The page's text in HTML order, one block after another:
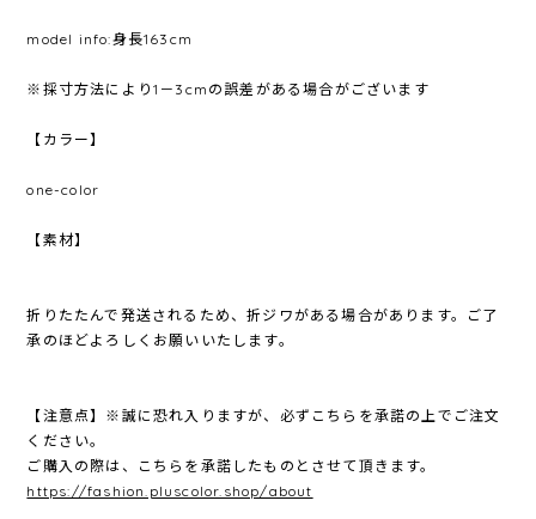
model info:身長163cm
※採寸方法により1－3cmの誤差がある場合がございます
【カラー】
one-color
【素材】
折りたたんで発送されるため、折ジワがある場合があります。ご了
承のほどよろしくお願いいたします。
【注意点】※誠に恐れ入りますが、必ずこちらを承諾の上でご注文
ください。
ご購入の際は、こちらを承諾したものとさせて頂きます。
https://fashion.pluscolor.shop/about